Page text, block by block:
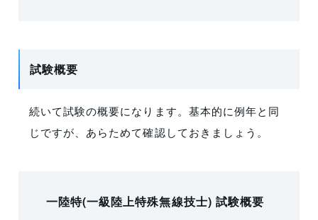
試験概要
続いて試験の概要になります。基本的に例年と同
じですが、あらためて確認しておきましょう。
一陸特(一級陸上特殊無線技士) 試験概要